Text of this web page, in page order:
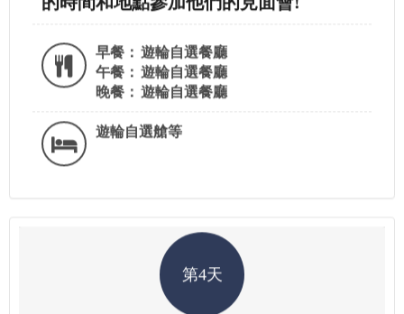
早餐： 遊輪自選餐廳
午餐： 遊輪自選餐廳
晚餐： 遊輪自選餐廳
遊輪自選艙等
第4天